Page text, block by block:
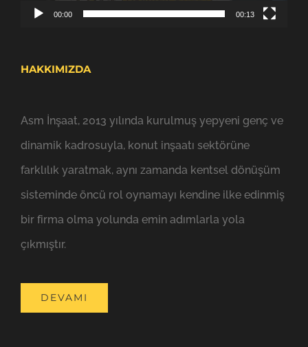
00:00 00:13
HAKKIMIZDA
Asm İnşaat, 2013 yılında kurulmuş yepyeni genç ve
dinamik kadrosuyla, konut inşaatı sektörüne
farklılık yaratmak, aynı zamanda kentsel dönüşüm
sisteminde öncü rol oynamayı kendine ilke edinmiş
bir firma olma yolunda emin adımlarla yola
çıkmıştır.
DEVAMI